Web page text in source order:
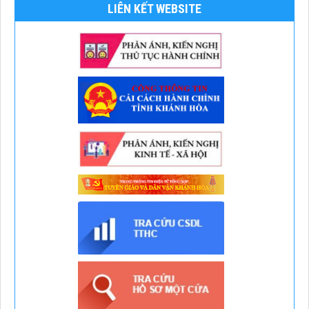
LIÊN KẾT WEBSITE